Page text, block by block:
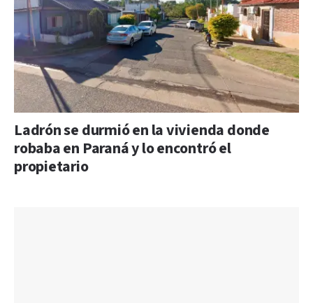
Ladrón se durmió en la vivienda donde
robaba en Paraná y lo encontró el
propietario